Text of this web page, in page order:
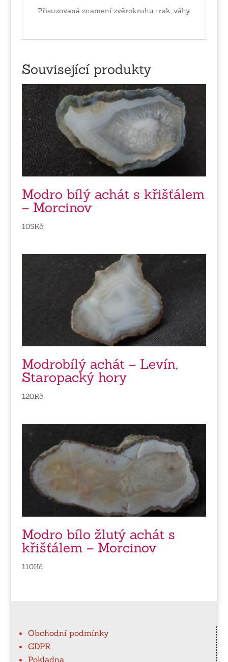
Přisuzovaná znamení zvěrokruhu : rak, váhy
Související produkty
Modro bílý achát s křišťálem
– Morcinov
105Kč
Modrobílý achát – Levín,
Staropacký hory
120Kč
Modro bílo žlutý achát s
křišťálem – Morcinov
110Kč
Obchodní podmínky
GDPR
Pokladna